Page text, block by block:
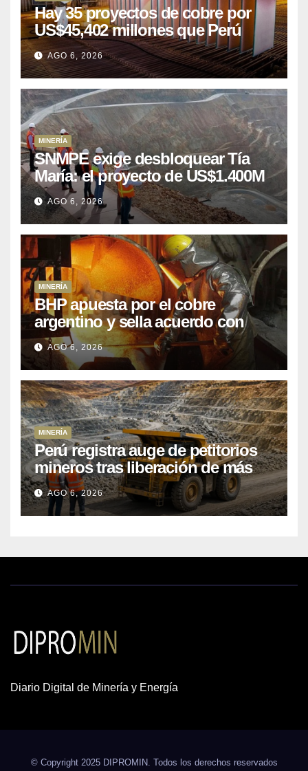
Hay 35 proyectos de cobre por
US$45,402 millones que Perú
puede aprovechar
AGO 6, 2026
MINERÍA
SNMPE exige desbloquear Tía
María: el proyecto de US$1.400M
que Perú lleva 15 años
posponiendo
AGO 6, 2026
MINERÍA
BHP apuesta por el cobre
argentino y sella acuerdo con
Kobrea para siete proyecto
AGO 6, 2026
MINERÍA
Perú registra auge de petitorios
mineros tras liberación de más
de mil concesiones para explorar
cobre y oro
AGO 6, 2026
Diario Digital de Minería y Energía
© Copyright 2025 DIPROMIN. Todos los derechos reservados